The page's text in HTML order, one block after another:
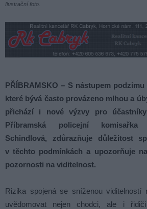
Ilustrační foto.
PŘÍBRAMSKO – S nástupem
které bývá často provázeno mlhou a
přichází i nové výzvy pro
Příbramská policejní komisařka
Schindlová, zdůrazňuje důležitost
v těchto podmínkách a upozorňuje
pozornosti na viditelnost.
Rizika spojená se sníženou
uvědomovat nejen chodci, ale i